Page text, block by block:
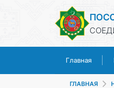
Главная
ГЛАВНАЯ